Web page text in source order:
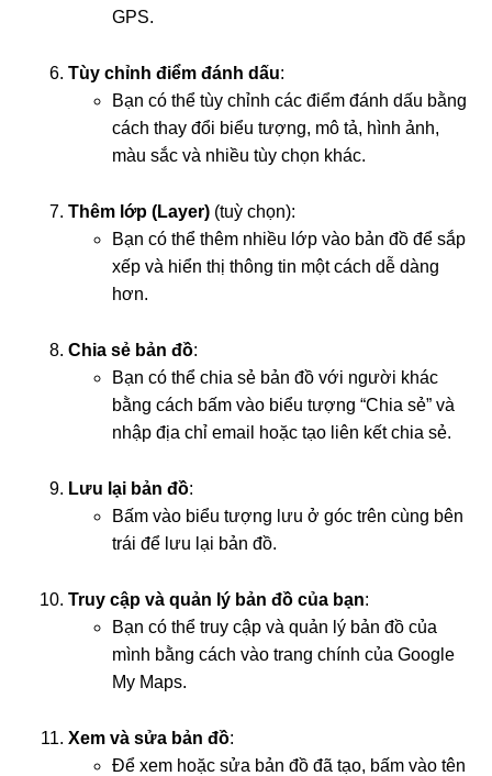
GPS.
Tùy chỉnh điểm đánh dấu:
Bạn có thể tùy chỉnh các điểm đánh dấu bằng
cách thay đổi biểu tượng, mô tả, hình ảnh,
màu sắc và nhiều tùy chọn khác.
Thêm lớp (Layer) (tuỳ chọn):
Bạn có thể thêm nhiều lớp vào bản đồ để sắp
xếp và hiển thị thông tin một cách dễ dàng
hơn.
Chia sẻ bản đồ:
Bạn có thể chia sẻ bản đồ với người khác
bằng cách bấm vào biểu tượng “Chia sẻ” và
nhập địa chỉ email hoặc tạo liên kết chia sẻ.
Lưu lại bản đồ:
Bấm vào biểu tượng lưu ở góc trên cùng bên
trái để lưu lại bản đồ.
Truy cập và quản lý bản đồ của bạn:
Bạn có thể truy cập và quản lý bản đồ của
mình bằng cách vào trang chính của Google
My Maps.
Xem và sửa bản đồ:
Để xem hoặc sửa bản đồ đã tạo, bấm vào tên